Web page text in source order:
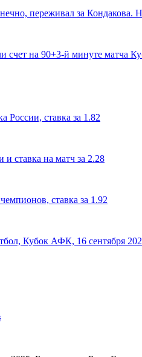
переживал за Кондакова.
на 90+3‑й минуте матча
ставка за 1.82
ставка на матч за 2.28
ставка за 1.92
Кубок АФК, 16 сентября